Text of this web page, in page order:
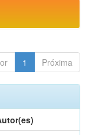
1 Próxima